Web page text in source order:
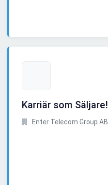
Karriär som Säljare!
Enter Telecom Group AB